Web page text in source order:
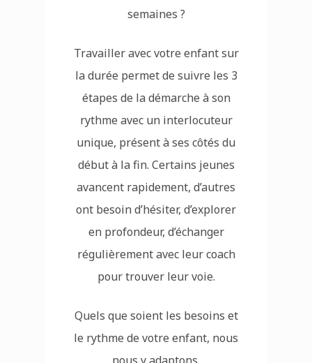
semaines ?
Travailler avec votre enfant sur
la durée permet de suivre les 3
étapes de la démarche à son
rythme avec un interlocuteur
unique, présent à ses côtés du
début à la fin. Certains jeunes
avancent rapidement, d’autres
ont besoin d’hésiter, d’explorer
en profondeur, d’échanger
régulièrement avec leur coach
pour trouver leur voie.
Quels que soient les besoins et
le rythme de votre enfant, nous